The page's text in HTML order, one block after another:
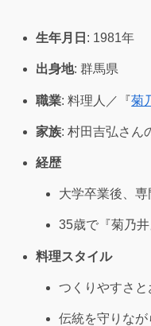
生年月日 : 1981年
出身地: 群馬県
職業: 料理人／『菊
家族: 村田吉弘さん
経歴
大学卒業後、
35歳で『菊乃
料理スタイル
つくりやすさ
伝統を守りな